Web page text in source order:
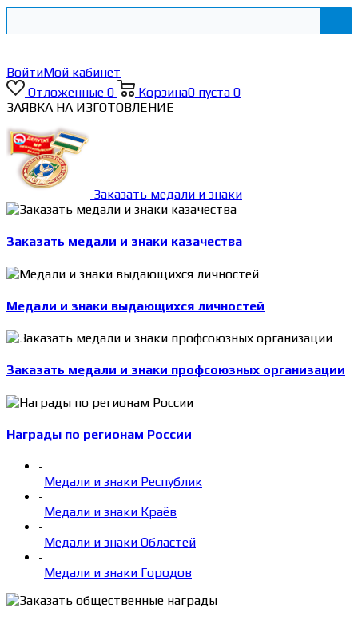
ВойтиМой кабинет
Отложенные 0 Корзина0 пуста 0
ЗАЯВКА НА ИЗГОТОВЛЕНИЕ
Заказать медали и знаки
Заказать медали и знаки казачества
Медали и знаки выдающихся личностей
Заказать медали и знаки профсоюзных организации
Награды по регионам России
-
Медали и знаки Республик
-
Медали и знаки Краёв
-
Медали и знаки Областей
-
Медали и знаки Городов